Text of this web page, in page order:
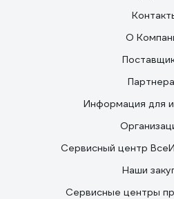
О
Информация для
Сервисный центр
Наши
Сервисные центры